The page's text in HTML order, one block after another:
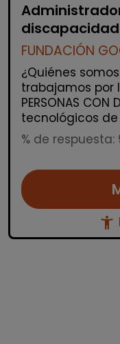
FUNDACIÓN
¿Quiénes
trabajamos por
PERSONAS
tecnológicos de
% de respuesta:
accessibility_new